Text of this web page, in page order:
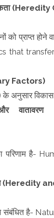
को प्राप्त होने
that
Factors)
अनुसार
वातावरण
परिणाम है-
(Heredity
संबंधित है-